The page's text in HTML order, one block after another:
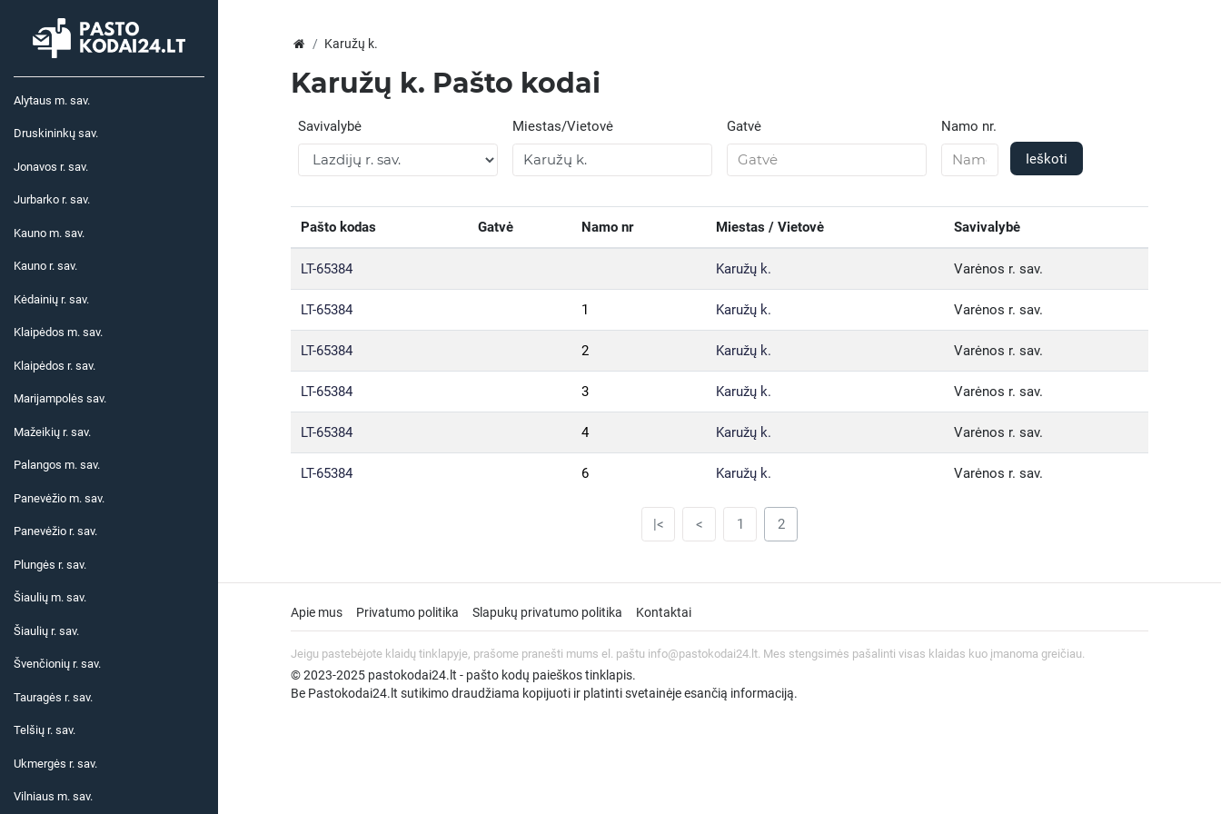
Alytaus m. sav.
Druskininkų sav.
Jonavos r. sav.
Jurbarko r. sav.
Kauno m. sav.
Kauno r. sav.
Kėdainių r. sav.
Klaipėdos m. sav.
Klaipėdos r. sav.
Marijampolės sav.
Mažeikių r. sav.
Palangos m. sav.
Panevėžio m. sav.
Panevėžio r. sav.
Plungės r. sav.
Šiaulių m. sav.
Šiaulių r. sav.
Švenčionių r. sav.
Tauragės r. sav.
Telšių r. sav.
Ukmergės r. sav.
Vilniaus m. sav.
Karužų k.
Karužų k. Pašto kodai
Savivalybė Miestas/Vietovė Gatvė
Namo nr.
Ieškoti
Pašto kodas Gatvė Namo nr Miestas / Vietovė Savivalybė
LT-65384 Karužų k. Varėnos r. sav.
LT-65384 1 Karužų k. Varėnos r. sav.
LT-65384 2 Karužų k. Varėnos r. sav.
LT-65384 3 Karužų k. Varėnos r. sav.
LT-65384 4 Karužų k. Varėnos r. sav.
LT-65384 6 Karužų k. Varėnos r. sav.
|< < 1 2
Apie mus Privatumo politika Slapukų privatumo politika Kontaktai
Jeigu pastebėjote klaidų tinklapyje, prašome pranešti mums el. paštu info@pastokodai24.lt. Mes stengsimės pašalinti visas klaidas kuo įmanoma greičiau.
© 2023-2025 pastokodai24.lt - pašto kodų paieškos tinklapis.
Be Pastokodai24.lt sutikimo draudžiama kopijuoti ir platinti svetainėje esančią informaciją.